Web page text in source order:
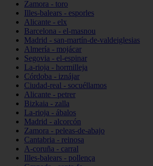
Zamora - toro
Illes-balears - esporles
Alicante - elx
Barcelona - el-masnou
Madrid - san-martín-de-valdeiglesias
Almería - mojácar
Segovia - el-espinar
La-rioja - hormilleja
Córdoba - iznájar
Ciudad-real - socuéllamos
Alicante - petrer
Bizkaia - zalla
La-rioja - ábalos
Madrid - alcorcón
Zamora - peleas-de-abajo
Cantabria - reinosa
A-coruña - carral
Illes-balears - pollença